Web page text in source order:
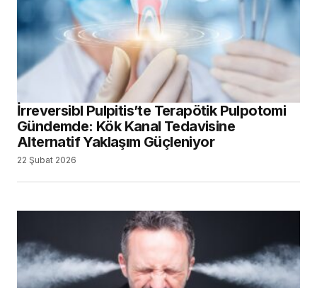
İrreversibl Pulpitis’te Terapötik Pulpotomi
Gündemde: Kök Kanal Tedavisine
Alternatif Yaklaşım Güçleniyor
22 Şubat 2026